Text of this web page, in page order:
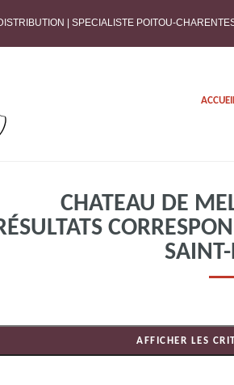
| SPECIALISTE POITOU-
CHATEAU DE